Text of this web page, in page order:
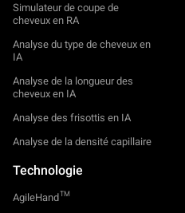
Simulateur de coupe de
cheveux en RA
Analyse du type de cheveux en
IA
Analyse de la longueur des
cheveux en IA
Analyse des frisottis en IA
Analyse de la densité capillaire
Technologie
AgileHandTM